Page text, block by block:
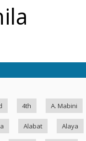
4th A. Mabini
Alabat Alaya